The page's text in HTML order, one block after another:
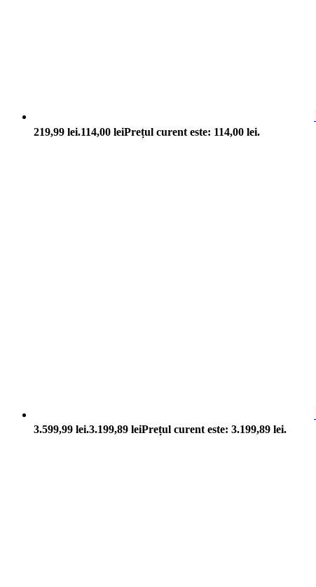
219,99 lei.114,00 leiPrețul curent este: 114,00 lei.
3.599,99 lei.3.199,89 leiPrețul curent este: 3.199,89 lei.